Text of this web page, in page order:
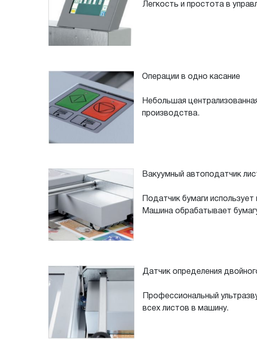
Легкость и простота в
Операции в одно касание
Небольшая
производства.
Вакуумный автоподатчик
Податчик бумаги
Машина обрабатывает
Датчик определения
Профессиональный
всех листов в машину.